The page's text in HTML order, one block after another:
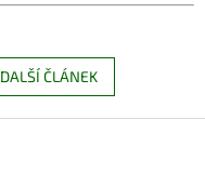
DALŠÍ ČLÁNEK